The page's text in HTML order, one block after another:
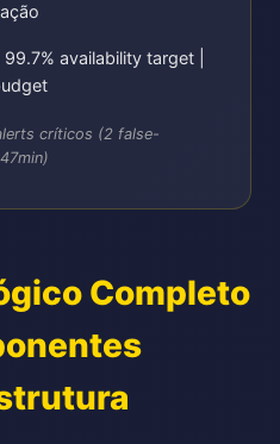
availability target |
críticos (2 false-
Completo